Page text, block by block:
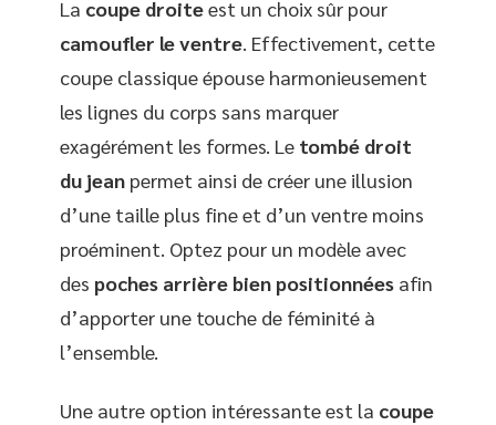
La coupe droiteest un choix sûr pour
camoufler le ventre. Effectivement, cette
coupe classique épouse harmonieusement
les lignes du corps sans marquer
exagérément les formes. Le tombé droit
du jean permet ainsi de créer une illusion
d’une taille plus fine et d’un ventre moins
proéminent. Optez pour un modèle avec
des poches arrière bien positionnées afin
d’apporter une touche de féminité à
l’ensemble.
Une autre option intéressante est la coupe